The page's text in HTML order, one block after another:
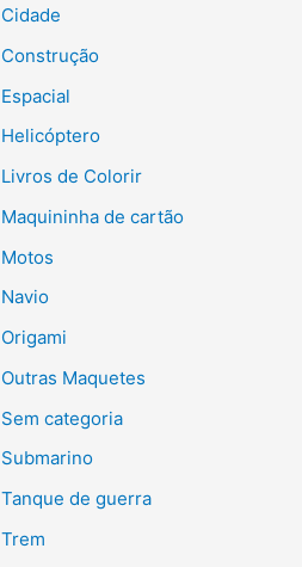
:Cidade
Construção
Espacial
Helicóptero
Livros de Colorir
Maquininha de cartão
Motos
Navio
Origami
Outras Maquetes
Sem categoria
Submarino
Tanque de guerra
Trem